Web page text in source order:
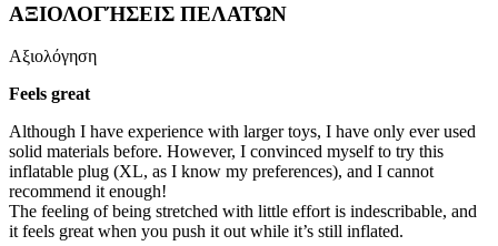
ΑΞΙΟΛΟΓΉΣΕΙΣ ΠΕΛΑΤΏΝ
Αξιολόγηση
Feels great
Although I have experience with larger toys, I have only ever used
solid materials before. However, I convinced myself to try this
inflatable plug (XL, as I know my preferences), and I cannot
recommend it enough!
The feeling of being stretched with little effort is indescribable, and
it feels great when you push it out while it’s still inflated.